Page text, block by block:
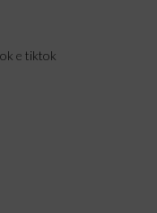
e tiktok